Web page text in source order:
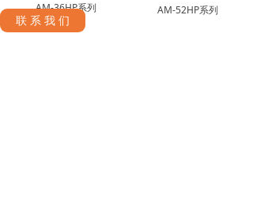
联 系 我 们
AM-36HP系列 AM-52HP系列